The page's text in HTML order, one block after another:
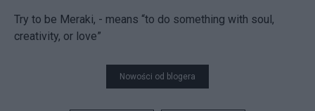
Try to be Meraki, - means “to do something with soul,
creativity, or love”
Nowości od blogera